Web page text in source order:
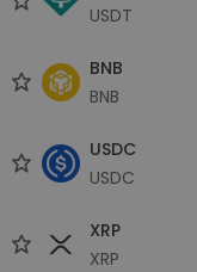
USDT
BNB
BNB
USDC
USDC
XRP
XRP